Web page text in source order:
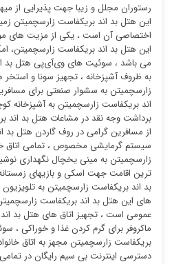
رستوران مجلل و زیبا جهت پذیرایی از
اختصاصی آن است ، یکی از مزیت های
این هتل بد اند بریکفاست زارسچمیتن،
می باشد ، سوئیت ‌های وی‌آی‌پی هتل بد
به ظروف آشپزخانه ، تجهیز سونا و
زارسچمیتن به سشوار صنعتی برای
اند بریکفاست زارسچمیتن به آشپزخانه
برداشت وجه نقد در مشاعات هتل بد اند
از مسافرین گرامی در روف گاردن هتل بد
سیستم گرمایشی مخصوص ، تمامی اتاق
زارسچمیتن به مینی یخچال نگهداری
ترین اقامت جهت اسکی و بازیهای
بد اند بریکفاست زارسچمیتن به
های این هتل بد اند بریکفاست
عمومی است ، تجهیز اتاق های هتل بد
ماکروفر برای گرم کردن غذا و خوراکی ،
دسترسی اینترنت بی سیم رایگان در تمامی